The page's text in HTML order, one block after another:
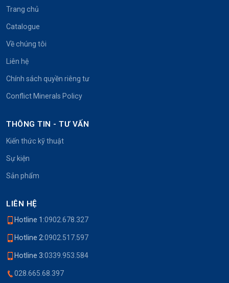
Trang chủ
Catalogue
Về chúng tôi
Liên hệ
Chính sách quyền riêng tư
Conflict Minerals Policy
THÔNG TIN - TƯ VẤN
Kiến thức kỹ thuật
Sự kiện
Sản phẩm
LIÊN HỆ
Hotline 1:0902.678.327
Hotline 2:0902.517.597
Hotline 3:0339.953.584
028.665.68.397